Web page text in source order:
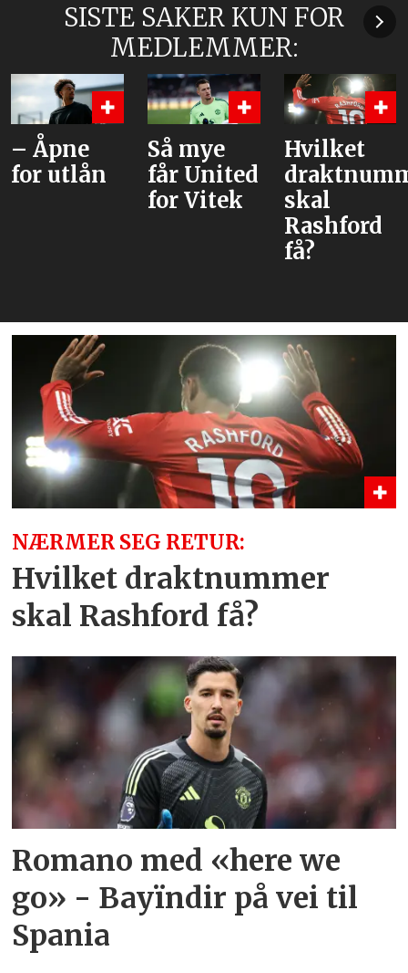
SISTE SAKER KUN FOR
MEDLEMMER:
Så mye
får United
Hvilket
draktnummer
skal
– United
tror han
kan være
løsningen
NÆRMER SEG RETUR:
Hvilket draktnummer
skal Rashford få?
Romano med «here we
go» - Bayïndir på vei til
Spania